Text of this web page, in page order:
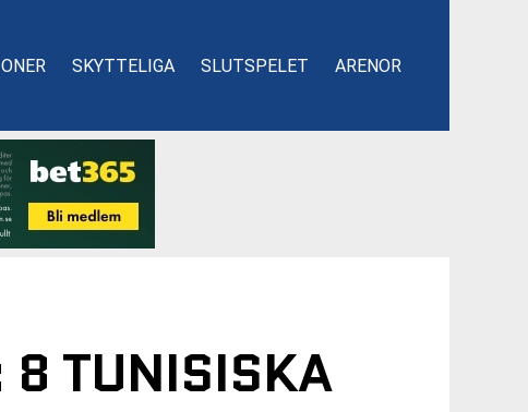
SKYTTELIGA SLUTSPELET ARENOR
8 TUNISISKA